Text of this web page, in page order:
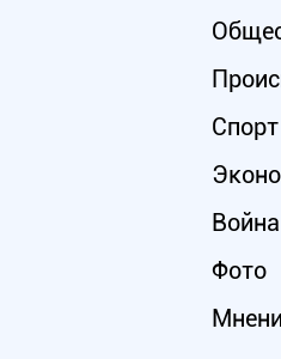
Спорт
Фото